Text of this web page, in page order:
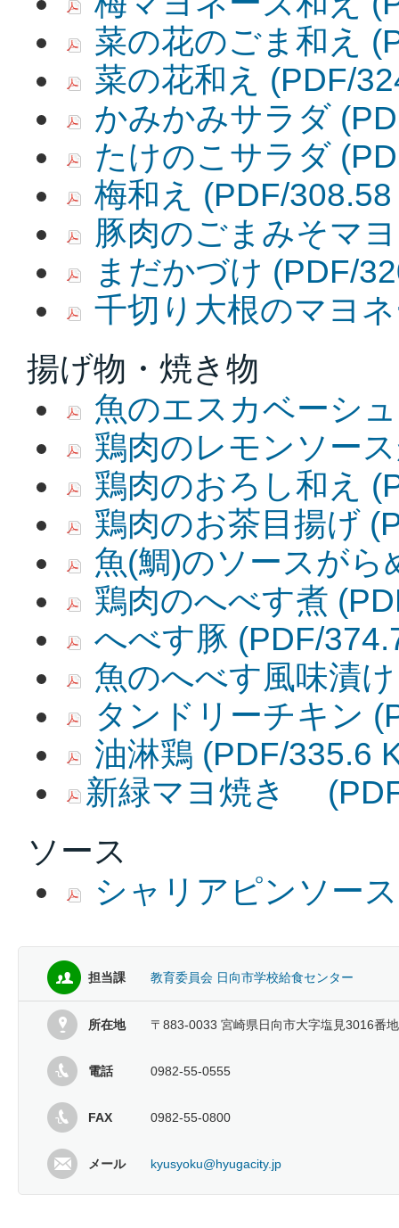
菜の花のごま和え
菜の花和え (PDF/
かみかみサラダ
たけのこサラダ
梅和え (PDF/
豚肉のごまみそマ
まだかづけ (PDF/
千切り大根のマヨ
揚げ物・焼き物
魚のエスカベーシュ
鶏肉のレモンソー
鶏肉のおろし和え
鶏肉のお茶目揚げ
魚(鯛)のソースがら
鶏肉のへべす煮
へべす豚 (PDF/
魚のへべす風味漬け
タンドリーチキン
油淋鶏 (PDF/335.6
新緑マヨ焼き
ソース
シャリアピンソース
担当課 教育委員会 日向市学校給食センター
所在地 〒883-0033 宮崎県日向市大字塩見3016番
電話 0982-55-0555
FAX 0982-55-0800
メール kyusyoku@hyugacity.jp